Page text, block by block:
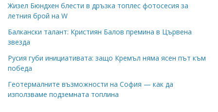
Жизел Бюндхен блести в дръзка топлес фотосесия за
летния брой на W
Балкански талант: Кристиян Балов премина в Цървена
звезда
Русия губи инициативата: защо Кремъл няма ясен път към
победа
Геотермалните възможности на София — как да
използваме подземната топлина